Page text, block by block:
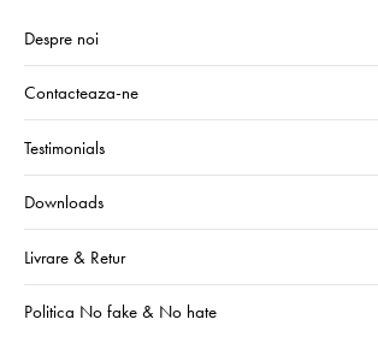
Despre noi
Contacteaza-ne
Testimonials
Downloads
Livrare & Retur
Politica No fake & No hate